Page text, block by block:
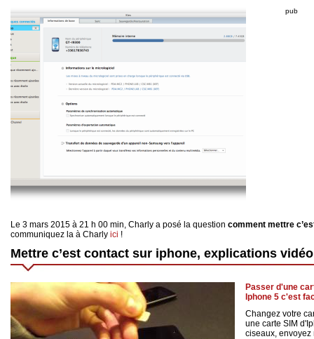
pub
Le 3 mars 2015 à 21 h 00 min, Charly a posé la question comment mettre
communiquez la à Charly ici !
Mettre c’est contact sur iphone, explications vidéo
Passer d'une
Iphone 5 c'est
Changez votre
une carte SIM
ciseaux, envoyez